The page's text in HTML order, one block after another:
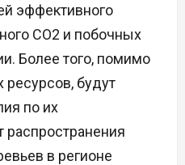
эффективного
CO2 и побочных
Более того, помимо
ресурсов, будут
по их
в регионе